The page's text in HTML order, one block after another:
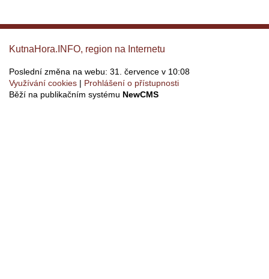
KutnaHora.INFO, region na Internetu
Poslední změna na webu: 31. července v 10:08
Využívání cookies
Prohlášení o přístupnosti
Běží na publikačním systému NewCMS